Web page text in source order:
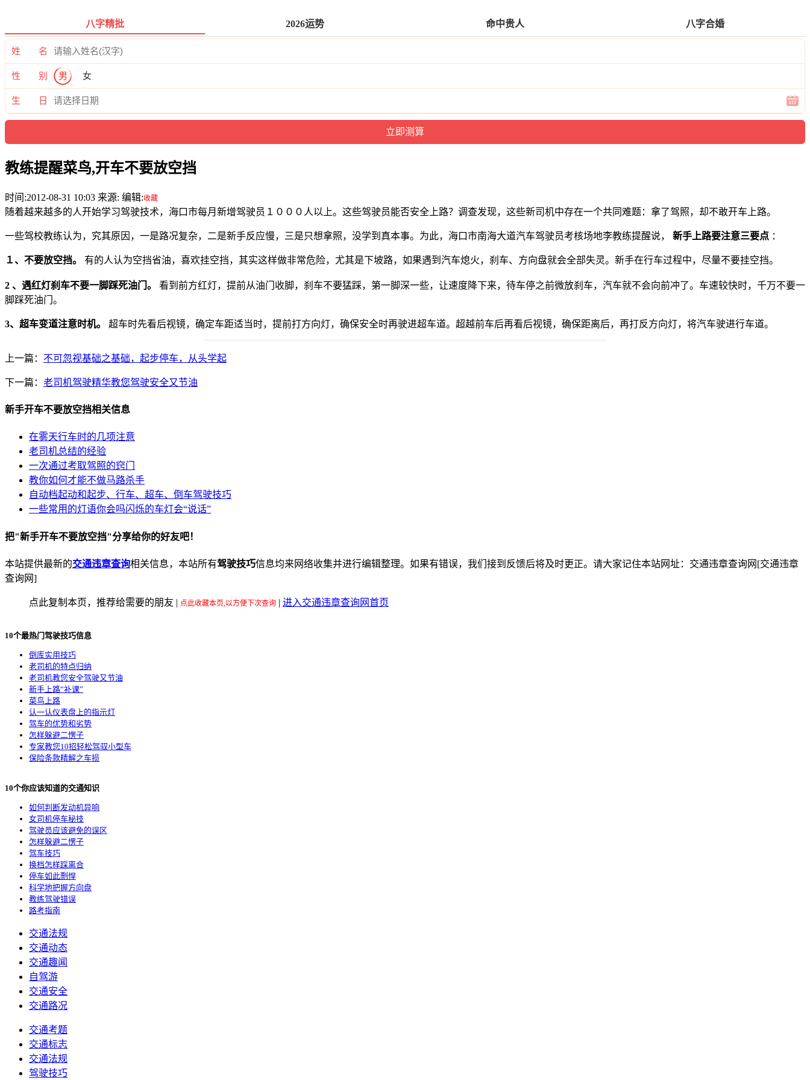
八字精批 2026运势 命中贵人 八字合婚
姓 名
性 别 男 女
生 日
教练提醒菜鸟,开车不要放空挡
时间:2012-08-31 10:03 来源: 编辑:收藏
随着越来越多的人开始学习驾驶技术，海口市每月新增驾驶员１０００人以上。这些驾驶员能否安全上路？调查发现，这些新司机中存在一个共同难题：拿了驾照，却不敢开车上路。
一些驾校教练认为，究其原因，一是路况复杂，二是新手反应慢，三是只想拿照，没学到真本事。为此，海口市南海大道汽车驾驶员考核场地李教练提醒说， 新手上路要注意三要点 ：
１、不要放空挡。 有的人认为空挡省油，喜欢挂空挡，其实这样做非常危险，尤其是下坡路，如果遇到汽车熄火，刹车、方向盘就会全部失灵。新手在行车过程中，尽量不要挂空挡。
2 、遇红灯刹车不要一脚踩死油门。
看到前方红灯，提前从油门收脚，刹车不要猛踩，第一脚深一些，让速度降下来，待车停之前微放刹车，汽车就不会向前冲了。车速较快时，千万不要一
脚踩死油门。
3、超车变道注意时机。 超车时先看后视镜，确定车距适当时，提前打方向灯，确保安全时再驶进超车道。超越前车后再看后视镜，确保距离后，再打反方向灯，将汽车驶进行车道。
上一篇： 不可忽视基础之基础，起步停车，从头学起
下一篇： 老司机驾驶精华教您驾驶安全又节油
新手开车不要放空挡相关信息
在雾天行车时的几项注意
老司机总结的经验
一次通过考取驾照的窍门
教你如何才能不做马路杀手
自动档起动和起步、行车、超车、倒车驾驶技巧
一些常用的灯语你会吗闪烁的车灯会“说话”
把"新手开车不要放空挡"分享给你的好友吧！
本站提供最新的交通违章查询相关信息，本站所有驾驶技巧信息均来网络收集并进行编辑整理。如果有错误，我们接到反馈后将及时更正。请大家记住本站网址：交通违章查询网[交通违章
查询网]
点此复制本页，推荐给需要的朋友 | 点此收藏本页,以方便下次查询 | 进入交通违章查询网首页
10个最热门驾驶技巧信息
倒库实用技巧
老司机的特点归纳
老司机教您安全驾驶又节油
新手上路“补课”
菜鸟上路
认一认仪表盘上的指示灯
驾车的优势和劣势
怎样躲避二愣子
专家教您10招轻松驾驭小型车
保险条款精解之车损
10个你应该知道的交通知识
如何判断发动机异响
女司机停车秘技
驾驶员应该避免的误区
怎样躲避二愣子
驾车技巧
换档怎样踩离合
停车如此剽悍
科学地把握方向盘
教练驾驶错误
路考指南
交通法规
交通动态
交通趣闻
自驾游
交通安全
交通路况
交通考题
交通标志
交通法规
驾驶技巧